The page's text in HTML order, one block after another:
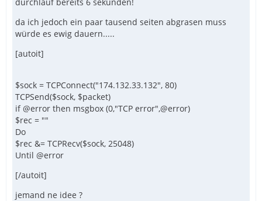
da ich jedoch ein paar tausend seiten abgrasen muss
würde es ewig dauern.....
[autoit]
$sock = TCPConnect("174.132.33.132", 80)
TCPSend($sock, $packet)
if @error then msgbox (0,"TCP error",@error)
$rec = ""
Do
$rec &= TCPRecv($sock, 25048)
Until @error
[/autoit]
jemand ne idee ?